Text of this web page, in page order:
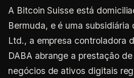
A Bitcoin Suisse está
Bermuda, e é uma subsidiária
Ltd., a empresa controladora
DABA abrange a prestação
negócios de ativos digitais